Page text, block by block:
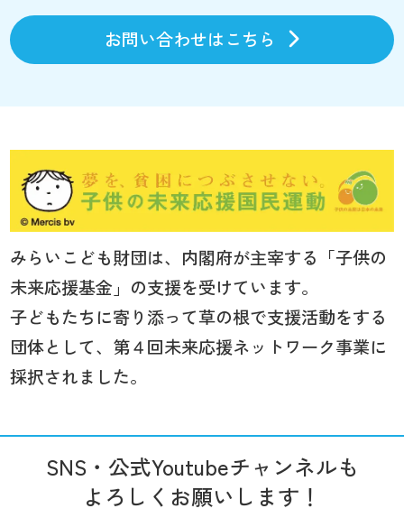
お問い合わせはこちら
みらいこども財団は、内閣府が主宰する「子供の
未来応援基金」の支援を受けています。
子どもたちに寄り添って草の根で支援活動をする
団体として、第４回未来応援ネットワーク事業に
採択されました。
SNS・公式Youtubeチャンネルも
よろしくお願いします！